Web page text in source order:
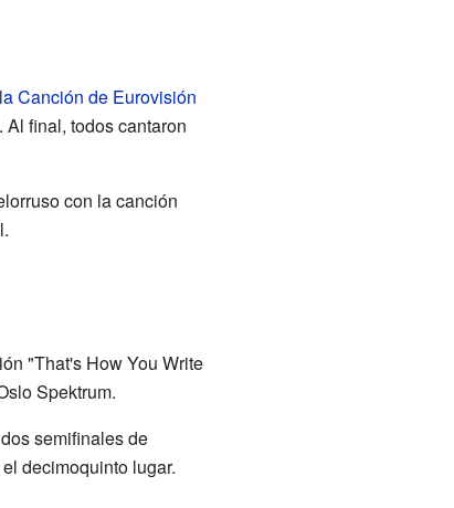
Canción de Eurovisión
final, todos cantaron
con la canción
"That's How You Write
Spektrum.
semifinales de
decimoquinto lugar.